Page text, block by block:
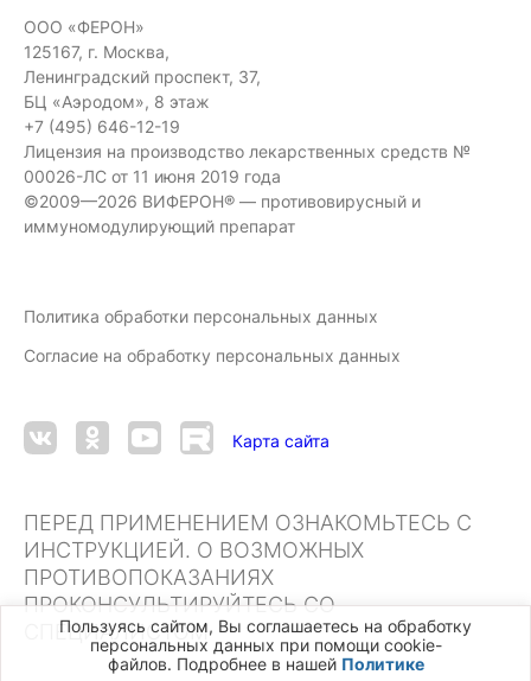
Пользуясь сайтом, Вы соглашаетесь на обработку
персональных данных при помощи cookie-
файлов. Подробнее в нашей Политике
ООО «ФЕРОН»
125167, г. Москва,
Ленинградский проспект, 37,
БЦ «Аэродом», 8 этаж
+7 (495) 646-12-19
Лицензия на производство лекарственных средств №
00026-ЛС от 11 июня 2019 года
©2009—2026 ВИФЕРОН® — противовирусный и
иммуномодулирующий препарат
Политика обработки персональных данных
Согласие на обработку персональных данных
Карта сайта
ПЕРЕД ПРИМЕНЕНИЕМ ОЗНАКОМЬТЕСЬ С
ИНСТРУКЦИЕЙ. О ВОЗМОЖНЫХ
ПРОТИВОПОКАЗАНИЯХ
ПРОКОНСУЛЬТИРУЙТЕСЬ СО
СПЕЦИАЛИСТОМ